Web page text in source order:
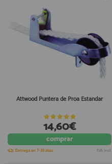
Attwood Puntera de Proa Estandar
14,60€
comprar
Entrega en 7-10 días IVA incl.